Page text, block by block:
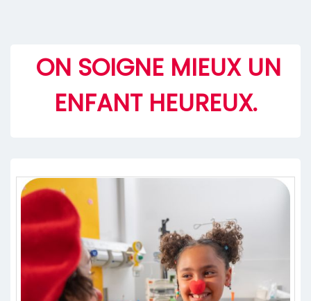
ON SOIGNE MIEUX UN
ENFANT HEUREUX.